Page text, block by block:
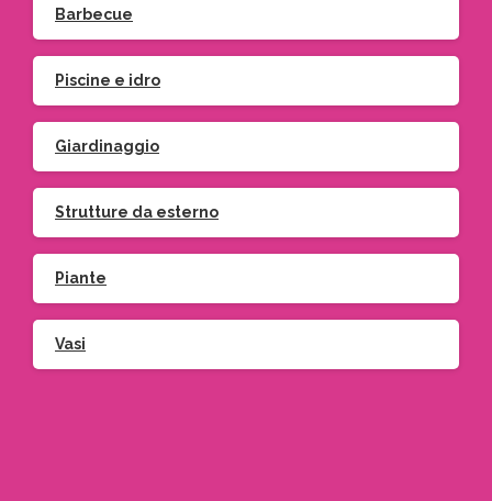
Barbecue
Piscine e idro
Giardinaggio
Strutture da esterno
Piante
Vasi